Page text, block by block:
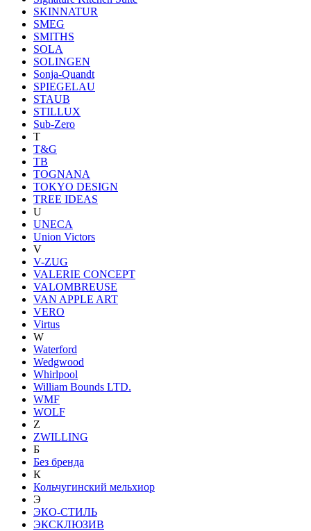
SKINNATUR
SMEG
SMITHS
SOLA
SOLINGEN
Sonja-Quandt
SPIEGELAU
STAUB
STILLUX
Sub-Zero
T
T&G
TB
TOGNANA
TOKYO DESIGN
TREE IDEAS
U
UNECA
Union Victors
V
V-ZUG
VALERIE CONCEPT
VALOMBREUSE
VAN APPLE ART
VERO
Virtus
W
Waterford
Wedgwood
Whirlpool
William Bounds LTD.
WMF
WOLF
Z
ZWILLING
Б
Без бренда
К
Кольчугинский мельхиор
Э
ЭКО-СТИЛЬ
ЭКСКЛЮЗИВ